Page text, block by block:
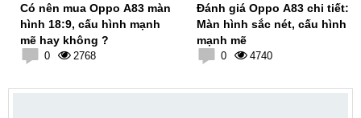
Có nên mua Oppo A83 màn
hình 18:9, cấu hình mạnh
mẽ hay không ?
0 2768
Đánh giá Oppo A83 chi tiết:
Màn hình sắc nét, cấu hình
mạnh mẽ
0 4740